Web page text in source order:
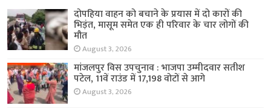
दोपहिया वाहन को बचाने के प्रयास में दो कारों की
भिड़ंत, मासूम समेत एक ही परिवार के चार लोगों की
मौत
August 3, 2026
मांजलपुर विस उपचुनाव : भाजपा उम्मीदवार सतीश
पटेल, 11वें राउंड में 17,198 वोटों से आगे
August 3, 2026